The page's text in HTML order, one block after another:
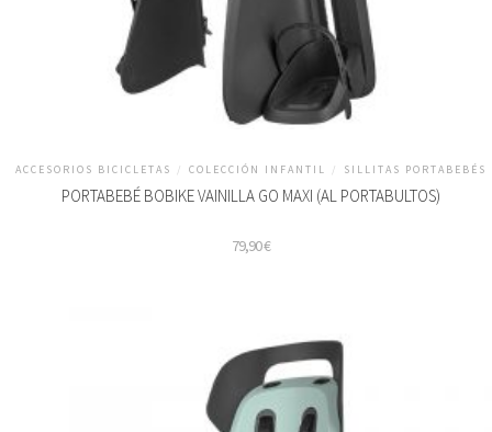
ACCESORIOS BICICLETAS / COLECCIÓN INFANTIL / SILLITAS PORTABEBÉS
PORTABEBÉ BOBIKE VAINILLA GO MAXI (AL PORTABULTOS)
79,90€